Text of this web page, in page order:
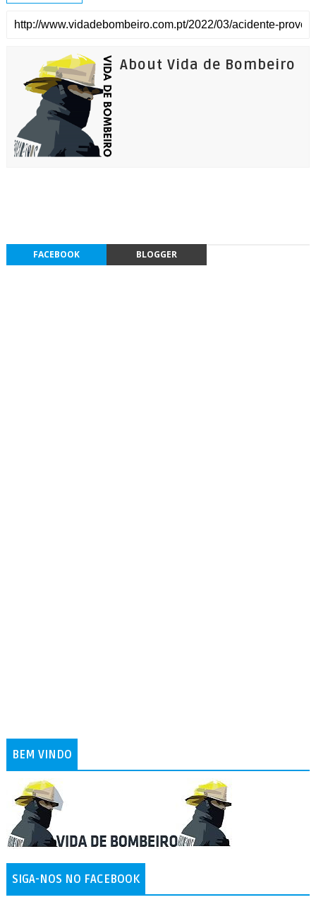
About Vida de Bombeiro
FACEBOOK BLOGGER
BEM VINDO
SIGA-NOS NO FACEBOOK